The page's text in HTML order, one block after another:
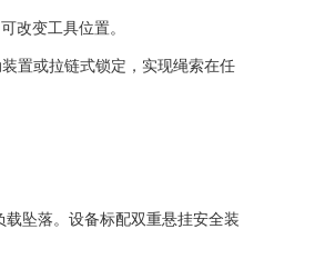
改变工具位置。
置或拉链式锁定，实现绳索在任
坠落。设备标配双重悬挂安全装